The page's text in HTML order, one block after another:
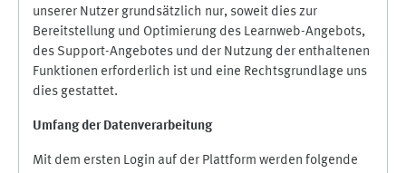
unserer Nutzer grundsätzlich nur, soweit dies zur
Bereitstellung und Optimierung des Learnweb-Angebots,
des Support-Angebotes und der Nutzung der enthaltenen
Funktionen erforderlich ist und eine Rechtsgrundlage uns
dies gestattet.
Umfang der Datenverarbeitung
Mit dem ersten Login auf der Plattform werden folgende